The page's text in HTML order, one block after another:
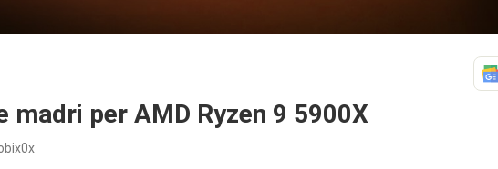
madri per AMD Ryzen 9 5900X